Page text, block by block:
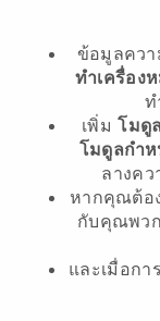
ข้อมูลคว
ทำเครื่อง
เพิ่มโมดู
โมดูลกำห
ลางค
หากคุณต้อ
กับคุณพว
และเมื่อก